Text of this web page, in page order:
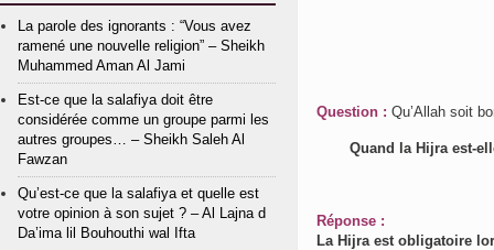
Question : Qu’Allah soit
Quand la Hijra est-
Réponse :
La Hijra est obligatoire
La parole des ignorants : “Vous avez
ramené une nouvelle religion” – Sheikh
Muhammed Aman Al Jami
Est-ce que la salafiya doit être
considérée comme un groupe parmi les
autres groupes… – Sheikh Saleh Al
Fawzan
Qu’est-ce que la salafiya et quelle est
votre opinion à son sujet ? – Al Lajna d
Da’ima lil Bouhouthi wal Ifta